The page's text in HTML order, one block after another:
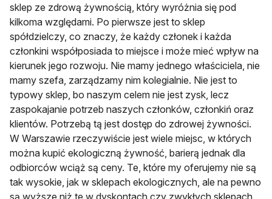
sklep ze zdrową żywnością, który wyróżnia się pod
kilkoma względami. Po pierwsze jest to sklep
spółdzielczy, co znaczy, że każdy członek i każda
członkini współposiada to miejsce i może mieć wpływ na
kierunek jego rozwoju. Nie mamy jednego właściciela, nie
mamy szefa, zarządzamy nim kolegialnie. Nie jest to
typowy sklep, bo naszym celem nie jest zysk, lecz
zaspokajanie potrzeb naszych członków, członkiń oraz
klientów. Potrzebą tą jest dostęp do zdrowej żywności.
W Warszawie rzeczywiście jest wiele miejsc, w których
można kupić ekologiczną żywność, barierą jednak dla
odbiorców wciąż są ceny. Te, które my oferujemy nie są
tak wysokie, jak w sklepach ekologicznych, ale na pewno